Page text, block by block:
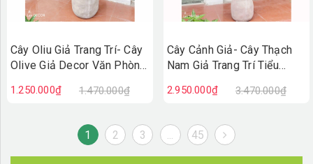
Cây Oliu Giả Trang Trí- Cây
Olive Giả Decor Văn Phòng
1.250.000₫ 1.470.000₫
Cây Cảnh Giả- Cây Thạch
Nam Giả Trang Trí Tiểu
2.950.000₫ 3.470.000₫
1 2 3 ... 45